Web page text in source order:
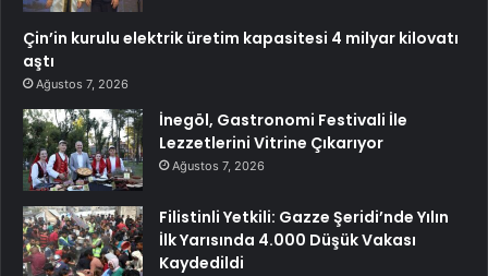
Çin’in kurulu elektrik üretim kapasitesi 4 milyar kilovatı
aştı
Ağustos 7, 2026
İnegöl, Gastronomi Festivali İle
Lezzetlerini Vitrine Çıkarıyor
Ağustos 7, 2026
Filistinli Yetkili: Gazze Şeridi’nde Yılın
İlk Yarısında 4.000 Düşük Vakası
Kaydedildi